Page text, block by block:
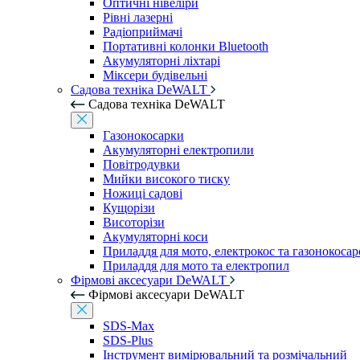
Оптичні нівеліри
Рівні лазерні
Радіоприймачі
Портативні колонки Bluetooth
Акумуляторні ліхтарі
Міксери будівельні
Садова техніка DeWALT
Садова техніка DeWALT
Газонокосарки
Акумуляторні електропили
Повітродувки
Мийки високого тиску
Ножиці садові
Кущорізи
Висоторізи
Акумуляторні коси
Приладдя для мото, електрокос та
Приладдя для мото та електропил
Фірмові аксесуари DeWALT
Фірмові аксесуари DeWALT
SDS-Max
SDS-Plus
Інструмент вимірювальний та розмічальний